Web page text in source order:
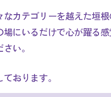
カテゴリーを越えた垣
にいるだけで心が躍る
い。
おります。